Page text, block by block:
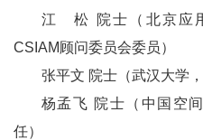
江 松 院士（北京应
CSIAM顾问委员会委员）
张平文 院士（武汉大学
杨孟飞 院士（中国空
任）